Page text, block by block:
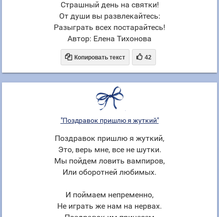
Страшный день на святки!
От души вы развлекайтесь:
Разыграть всех постарайтесь!
Автор: Елена Тихонова
 Копировать текст  42
"Поздравок пришлю я жуткий"
Поздравок пришлю я жуткий,
Это, верь мне, все не шутки.
Мы пойдем ловить вампиров,
Или оборотней любимых.
И поймаем непременно,
Не играть же нам на нервах.